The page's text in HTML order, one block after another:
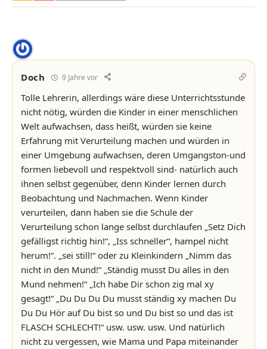
Doch 9 Jahre vor
Tolle Lehrerin, allerdings wäre diese Unterrichtsstunde
nicht nötig, würden die Kinder in einer menschlichen
Welt aufwachsen, dass heißt, würden sie keine
Erfahrung mit Verurteilung machen und würden in
einer Umgebung aufwachsen, deren Umgangston-und
formen liebevoll und respektvoll sind- natürlich auch
ihnen selbst gegenüber, denn Kinder lernen durch
Beobachtung und Nachmachen. Wenn Kinder
verurteilen, dann haben sie die Schule der
Verurteilung schon lange selbst durchlaufen „Setz Dich
gefälligst richtig hin!“, „Iss schneller“, hampel nicht
herum!“. „sei still!“ oder zu Kleinkindern „Nimm das
nicht in den Mund!“ „Ständig musst Du alles in den
Mund nehmen!“ „Ich habe Dir schon zig mal xy
gesagt!“ „Du Du Du Du musst ständig xy machen Du
Du Du Hör auf Du bist so und Du bist so und das ist
FLASCH SCHLECHT!“ usw. usw. usw. Und natürlich
nicht zu vergessen, wie Mama und Papa miteinander